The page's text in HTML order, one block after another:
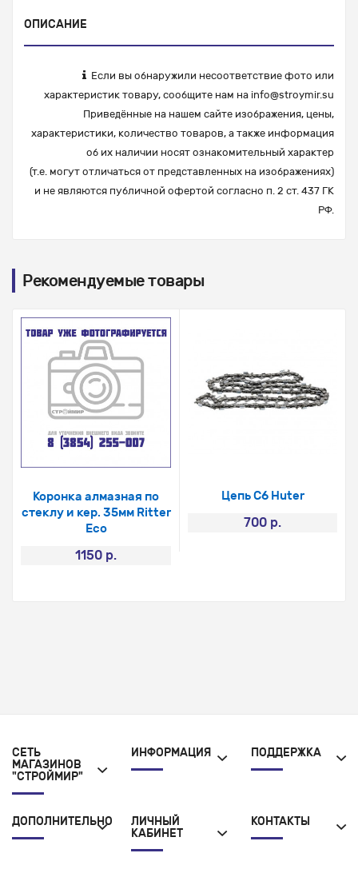
ОПИСАНИЕ
Если вы обнаружили несоответствие фото или
характеристик товару, сообщите нам на info@stroymir.su
Приведённые на нашем сайте изображения, цены,
характеристики, количество товаров, а также информация
об их наличии носят ознакомительный характер
(т.е. могут отличаться от представленных на изображениях)
и не являются публичной офертой согласно п. 2 ст. 437 ГК
РФ.
Рекомендуемые товары
Коронка алмазная по
стеклу и кер. 35мм Ritter
Eco
1150 р.
Цепь С6 Huter
700 р.
СЕТЬ
МАГАЗИНОВ
"СТРОЙМИР"
ИНФОРМАЦИЯ ПОДДЕРЖКА
ДОПОЛНИТЕЛЬНО
ЛИЧНЫЙ
КАБИНЕТ
КОНТАКТЫ